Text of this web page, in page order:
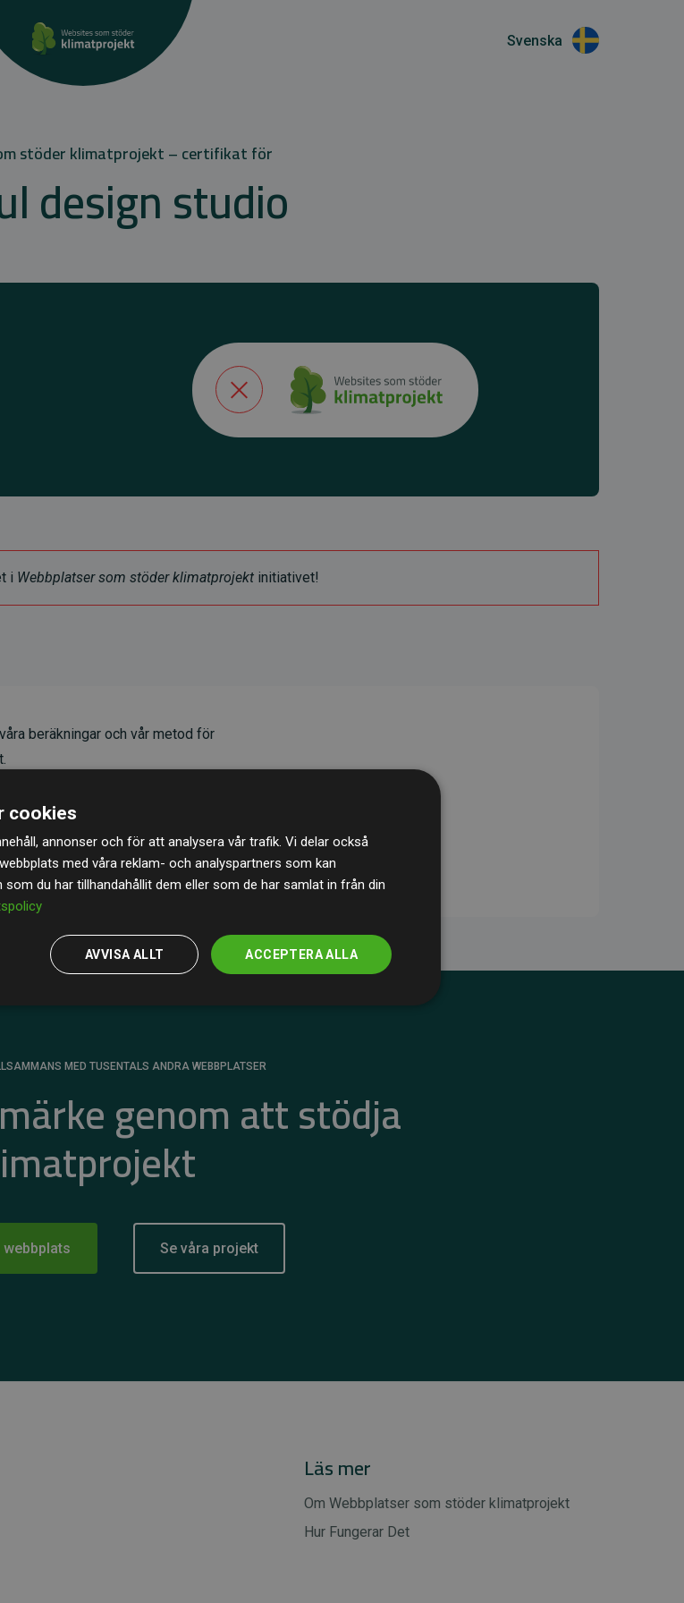
Svenska
stöder klimatprojekt – certifikat för
design studio
i Webbplatser som stöder klimatprojekt initiativet!
beräkningar och vår metod för
utsläppen
vårt arbetssätt ger mätbar
MED TUSENTALS ANDRA WEBBPLATSER
genom att stödja
Se våra projekt
Läs mer
Om Webbplatser som stöder klimatprojekt
Hur Fungerar Det
cookies
annonser och för att analysera vår trafik. Vi delar också
med våra reklam- och analyspartners som kan
du har tillhandahållit dem eller som de har samlat in från din
ACCEPTERA ALLA
AVVISA ALLT